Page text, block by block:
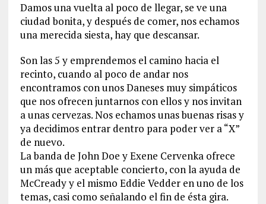
Damos una vuelta al poco de llegar, se ve una
ciudad bonita, y después de comer, nos echamos
una merecida siesta, hay que descansar.
Son las 5 y emprendemos el camino hacia el
recinto, cuando al poco de andar nos
encontramos con unos Daneses muy simpáticos
que nos ofrecen juntarnos con ellos y nos invitan
a unas cervezas. Nos echamos unas buenas risas y
ya decidimos entrar dentro para poder ver a “X”
de nuevo.
La banda de John Doe y Exene Cervenka ofrece
un más que aceptable concierto, con la ayuda de
McCready y el mismo Eddie Vedder en uno de los
temas, casi como señalando el fin de ésta gira.